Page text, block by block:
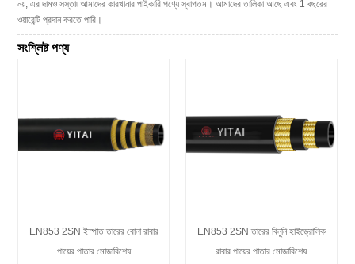
নয়, এর দামও সস্তা৷ আমাদের কারখানার পাইকারি পণ্যে স্বাগতম। আমাদের তালিকা আছে এবং 1 বছরের
ওয়ারেন্টি প্রদান করতে পারি।
সংশ্লিষ্ট পণ্য
EN853 2SN ইস্পাত তারের বোনা রাবার
পায়ের পাতার মোজাবিশেষ
EN853 2SN তারের বিনুনি হাইড্রোলিক
রাবার পায়ের পাতার মোজাবিশেষ